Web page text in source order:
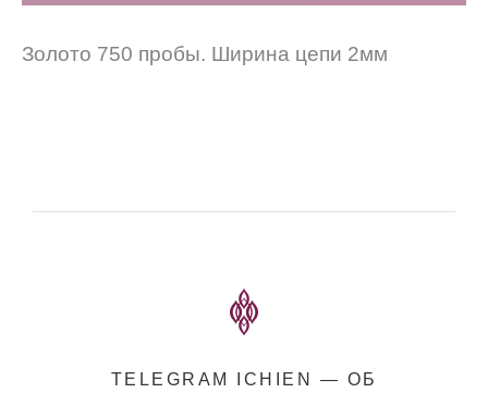
Золото 750 пробы. Ширина цепи 2мм
TELEGRAM ICHIEN — ОБ